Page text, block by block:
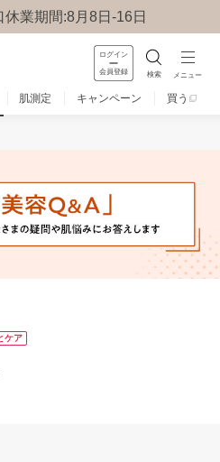
業期間:8月8日-16日
ログイン
会員登録 検索 メニュー
肌測定 キャンペーン 買う
ケア